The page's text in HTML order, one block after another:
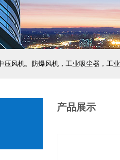
压风机。防爆风机，工业吸尘器，工
产品展示